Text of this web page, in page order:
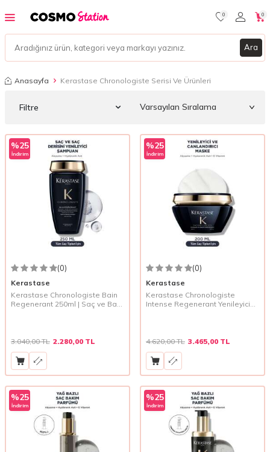
Ara
0 0
Anasayfa Kerastase Chronologiste Serisi Ve Ürünleri
Filtre
%25
İndirim
(0)
Kerastase
Kerastase Chronologiste Bain
Regenerant 250ml | Saç ve Baş
3.040,00TL 2.280,00 TL
%25
İndirim
(0)
Kerastase
Kerastase Chronologiste
Intense Regenerant Yenileyici
4.620,00TL 3.465,00 TL
%25
İndirim
%25
İndirim